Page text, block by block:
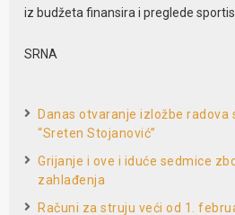
iz budžeta finansira i preglede
SRNA
Danas otvaranje izložbe radova
“Sreten Stojanović”
Grijanje i ove i iduće sedmice
zahlađenja
Računi za struju veći od 1.